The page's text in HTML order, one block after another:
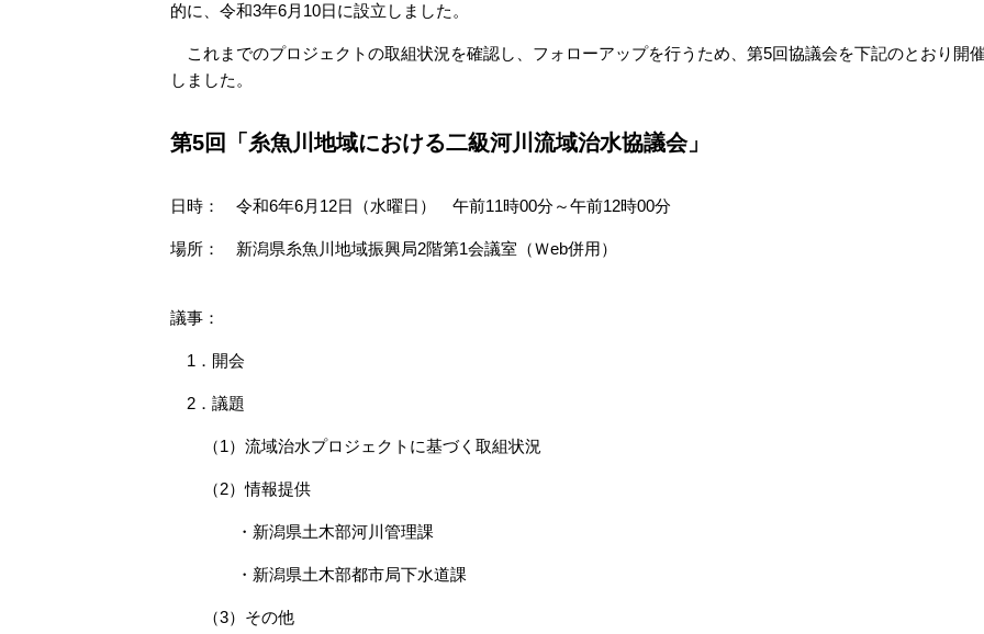
的に、令和3年6月10日に設立しました。
これまでのプロジェクトの取組状況を確認し、フォローアップを行うため、第5回協議会を下記のとおり開
しました。
第5回「糸魚川地域における二級河川流域治水協議会」
日時： 令和6年6月12日（水曜日） 午前11時00分～午前12時00分
場所： 新潟県糸魚川地域振興局2階第1会議室（Ｗeb併用）
議事：
1．開会
2．議題
（1）流域治水プロジェクトに基づく取組状況
（2）情報提供
・新潟県土木部河川管理課
・新潟県土木部都市局下水道課
（3）その他